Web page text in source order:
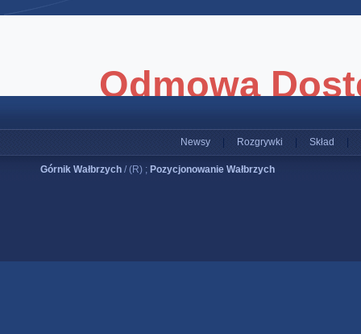
Newsy Rozgrywki Skład
Górnik Wałbrzych / (R) ; Pozycjonowanie Wałbrzych